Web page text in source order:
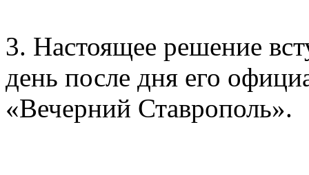
3. Настоящее решение
день после дня его
«Вечерний Ставрополь».